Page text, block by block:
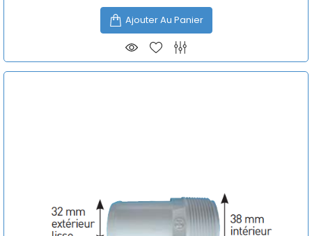
Ajouter Au Panier